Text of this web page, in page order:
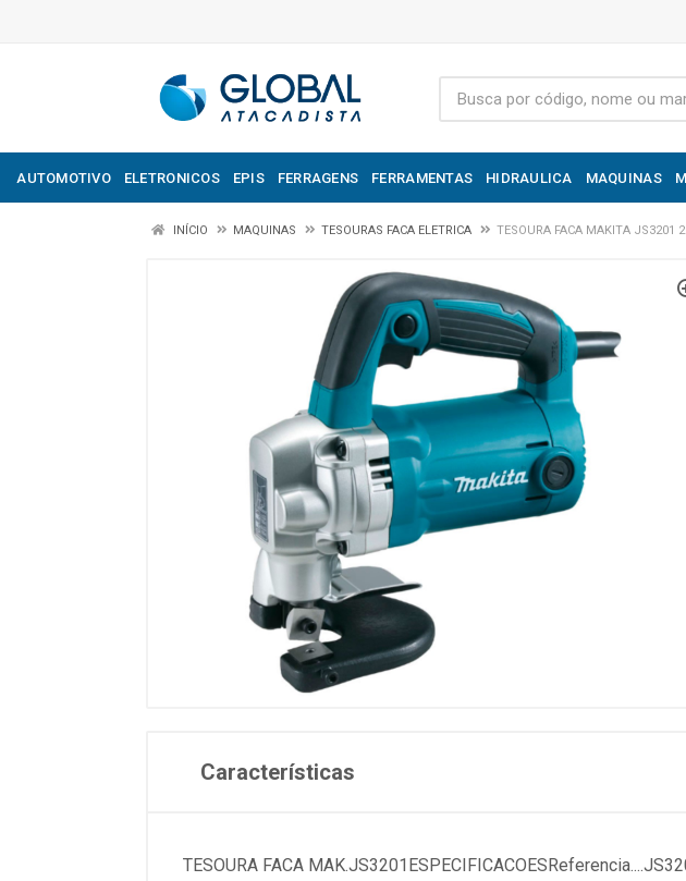
AUTOMOTIVO ELETRONICOS EPIS FERRAGENS FERRAMENTAS HIDRAULICA MAQUINAS
INÍCIO MAQUINAS TESOURAS FACA ELETRICA TESOURA FACA MAKITA JS3201
Características
TESOURA FACA